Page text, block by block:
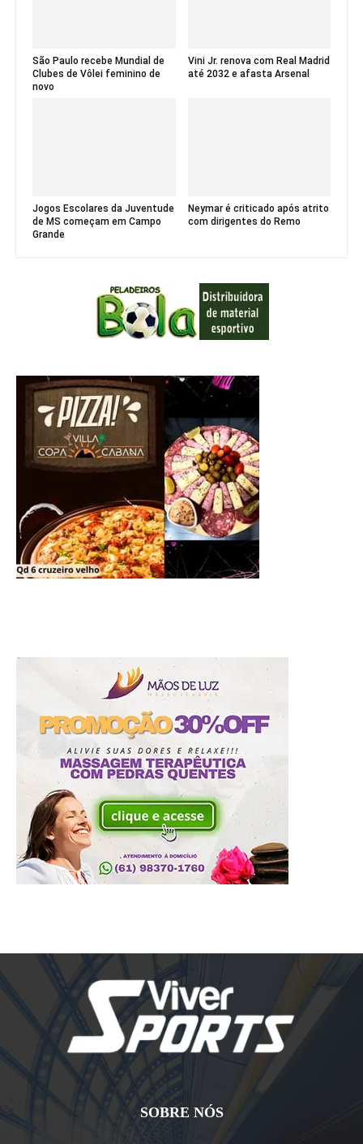
São Paulo recebe Mundial de
Clubes de Vôlei feminino de
novo
Vini Jr. renova com Real Madrid
até 2032 e afasta Arsenal
Jogos Escolares da Juventude
de MS começam em Campo
Grande
Neymar é criticado após atrito
com dirigentes do Remo
SOBRE NÓS